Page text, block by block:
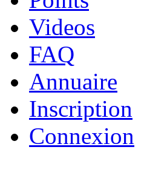
Videos
FAQ
Annuaire
Inscription
Connexion